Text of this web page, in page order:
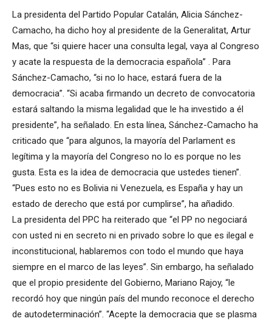
La presidenta del Partido Popular Catalán, Alicia Sánchez-
Camacho, ha dicho hoy al presidente de la Generalitat, Artur
Mas, que “si quiere hacer una consulta legal, vaya al Congreso
y acate la respuesta de la democracia española” . Para
Sánchez-Camacho, “si no lo hace, estará fuera de la
democracia”. “Si acaba firmando un decreto de convocatoria
estará saltando la misma legalidad que le ha investido a él
presidente”, ha señalado. En esta línea, Sánchez-Camacho ha
criticado que “para algunos, la mayoría del Parlament es
legítima y la mayoría del Congreso no lo es porque no les
gusta. Esta es la idea de democracia que ustedes tienen”.
“Pues esto no es Bolivia ni Venezuela, es España y hay un
estado de derecho que está por cumplirse”, ha añadido.
La presidenta del PPC ha reiterado que “el PP no negociará
con usted ni en secreto ni en privado sobre lo que es ilegal e
inconstitucional, hablaremos con todo el mundo que haya
siempre en el marco de las leyes”. Sin embargo, ha señalado
que el propio presidente del Gobierno, Mariano Rajoy, “le
recordó hoy que ningún país del mundo reconoce el derecho
de autodeterminación”. “Acepte la democracia que se plasma